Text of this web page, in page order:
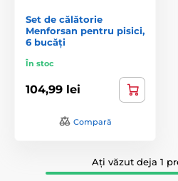
Set de călătorie
Menforsan pentru pisici,
6 bucăți
În stoc
104,99 lei
Compară
Ați văzut deja 1